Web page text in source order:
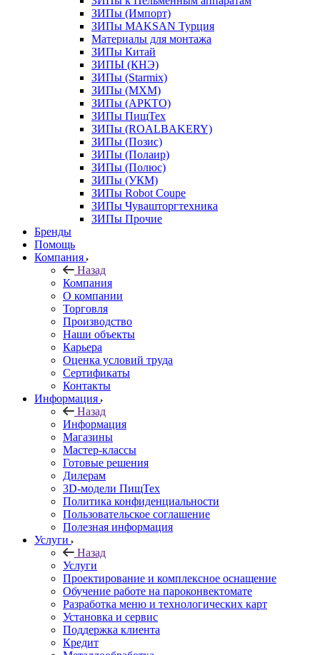
ЗИПы (Импорт)
ЗИПы MAKSAN Турция
Материалы для монтажа
ЗИПы Китай
ЗИПЫ (КНЭ)
ЗИПы (Starmix)
ЗИПы (МХМ)
ЗИПы (АРКТО)
ЗИПы ПищТех
ЗИПы (ROALBAKERY)
ЗИПы (Позис)
ЗИПы (Полаир)
ЗИПы (Полюс)
ЗИПы (УКМ)
ЗИПы Robot Coupe
ЗИПы Чувашторгтехника
ЗИПы Прочие
Бренды
Помощь
Компания
Назад
Компания
О компании
Торговля
Производство
Наши объекты
Карьера
Оценка условий труда
Сертификаты
Контакты
Информация
Назад
Информация
Магазины
Мастер-классы
Готовые решения
Дилерам
3D-модели ПищТех
Политика конфиденциальности
Пользовательское соглашение
Полезная информация
Услуги
Назад
Услуги
Проектирование и комплексное оснащение
Обучение работе на пароконвектомате
Разработка меню и технологических карт
Установка и сервис
Поддержка клиента
Кредит